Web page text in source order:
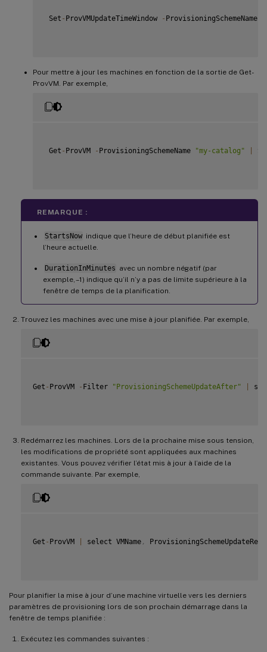
Set - ProvVMUpdateTimeWindow - ProvisioningSchemeName
Pour mettre à jour les machines en fonction de la sortie de Get-
ProvVM. Par exemple,
Get - ProvVM - ProvisioningSchemeName "my-catalog"
REMARQUE :
StartsNow indique que l’heure de début planifiée est
l’heure actuelle.
DurationInMinutes avec un nombre négatif (par
exemple, –1) indique qu’il n’y a pas de limite supérieure à la
fenêtre de temps de la planification.
Trouvez les machines avec une mise à jour planifiée. Par exemple,
Get - ProvVM - Filter "ProvisioningSchemeUpdateAfter"
Redémarrez les machines. Lors de la prochaine mise sous tension,
les modifications de propriété sont appliquées aux machines
existantes. Vous pouvez vérifier l’état mis à jour à l’aide de la
commande suivante. Par exemple,
Get - ProvVM select VMName ,
Pour planifier la mise à jour d’une machine virtuelle vers les derniers
paramètres de provisioning lors de son prochain démarrage dans la
fenêtre de temps planifiée :
Exécutez les commandes suivantes :